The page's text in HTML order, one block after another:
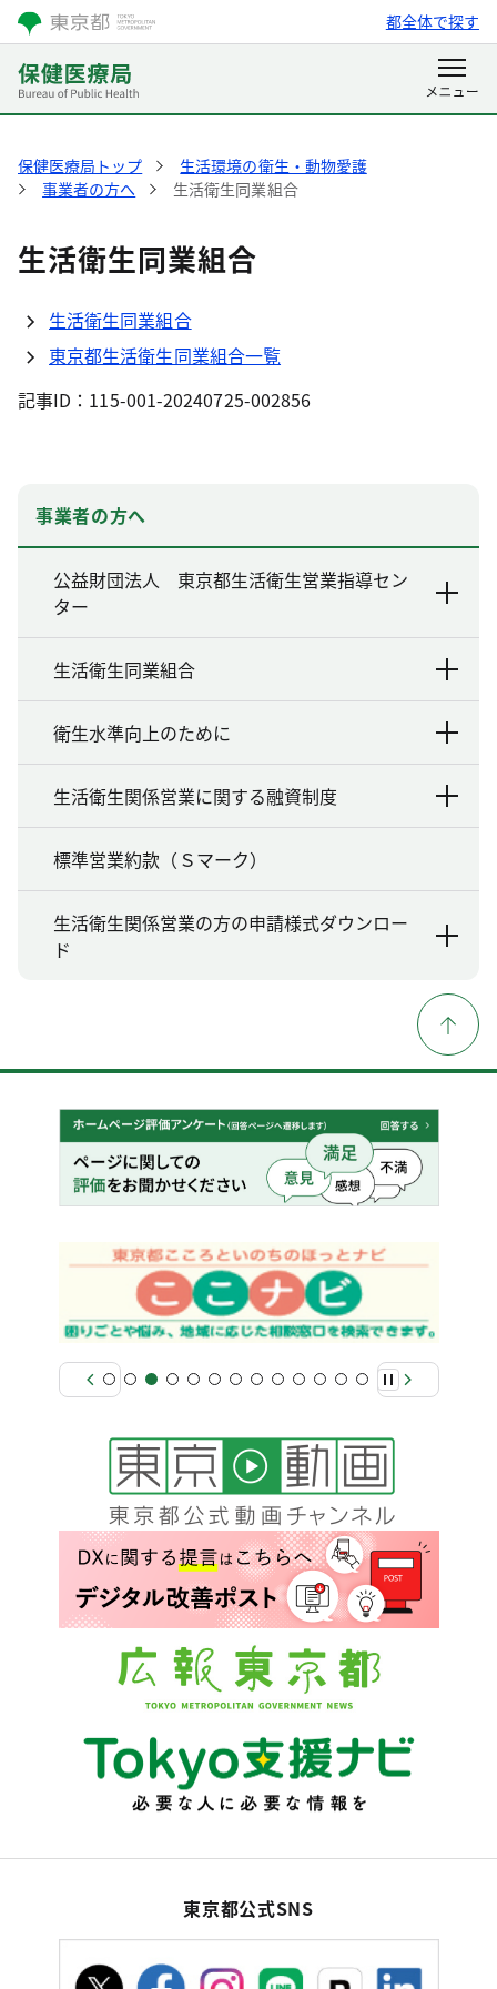
都全体で探す
保健医療局トップ
生活環境の衛生・動物愛護
事業者の方へ
生活衛生同業組合
生活衛生同業組合
生活衛生同業組合
東京都生活衛生同業組合一覧
記事ID：115-001-20240725-002856
事業者の方へ
公益財団法人 東京都生活衛生営業指導セン
ター
生活衛生同業組合
衛生水準向上のために
生活衛生関係営業に関する融資制度
標準営業約款（Ｓマーク）
生活衛生関係営業の方の申請様式ダウンロー
ド
東京都公式SNS